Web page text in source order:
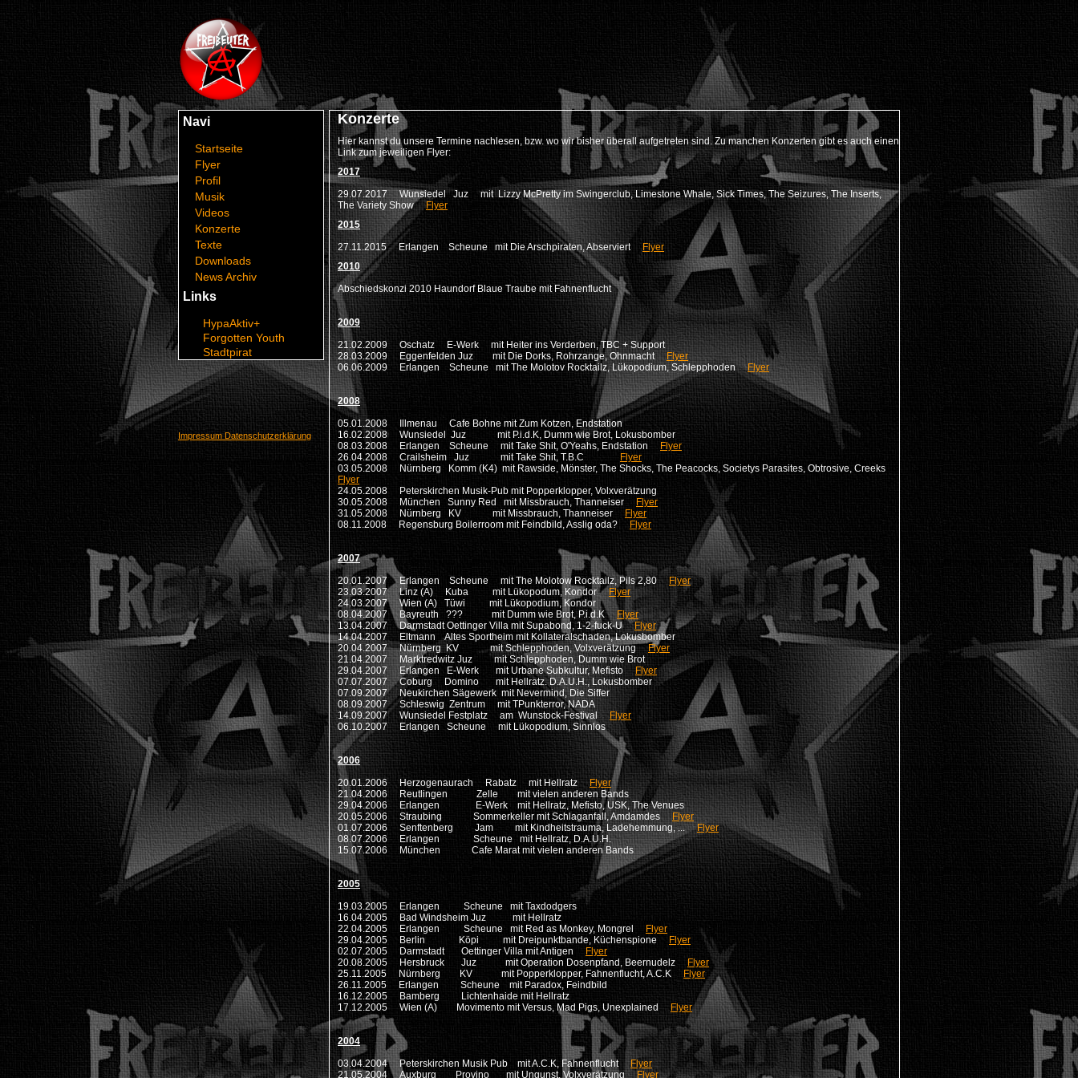
Konzerte
Hier kannst du unsere Termine nachlesen, bzw. wo wir bisher überall aufgetreten sind. Zu manchen Konzerten gibt es auch einen
Link zum jeweiligen Flyer:
2017
29.07.2017 Wunsiedel Juz mit Lizzy McPretty im Swingerclub, Limestone Whale, Sick Times, The Seizures, The Inserts,
The Variety Show
Flyer
2015
27.11.2015 Erlangen Scheune mit Die Arschpiraten, Abserviert Flyer
2010
Abschiedskonzi 2010 Haundorf Blaue Traube mit Fahnenflucht
2009
21.02.2009 Oschatz E-Werk mit Heiter ins Verderben, TBC + Support
28.03.2009 Eggenfelden Juz mit Die Dorks, Rohrzange, Ohnmacht
Flyer
06.06.2009 Erlangen Scheune mit The Molotov Rocktailz, Lükopodium, SchlepphodenFlyer
2008
05.01.2008 Illmenau Cafe Bohne mit Zum Kotzen, Endstation
16.02.2008 Wunsiedel Juz mit P.i.d.K, Dumm wie Brot, Lokusbomber
08.03.2008 Erlangen Scheune mit Take Shit, O'Yeahs, Endstation
Flyer
26.04.2008 Crailsheim Juz mit Take Shit, T.B.C
Flyer
03.05.2008 Nürnberg Komm (K4) mit Rawside, Mönster, The Shocks, The Peacocks, Societys Parasites, Obtrosive, Creeks
Flyer
24.05.2008 Peterskirchen Musik-Pub mit Popperklopper, Volxverätzung
30.05.2008 München Sunny Red mit Missbrauch, Thanneiser
Flyer
31.05.2008 Nürnberg KV mit Missbrauch, Thanneiser
Flyer
08.11.2008 Regensburg Boilerroom mit Feindbild, Asslig oda?
Flyer
2007
20.01.2007 Erlangen Scheune mit The Molotow Rocktailz, Pils 2,80Flyer
23.03.2007 Linz (A) Kuba mit Lükopodum, KondorFlyer
24.03.2007 Wien (A) Tüwi mit Lükopodium, Kondor
08.04.2007 Bayreuth ??? mit Dumm wie Brot, P.i.d.K Flyer
13.04.2007 Darmstadt Oettinger Villa mit Supabond, 1-2-fuck-UFlyer
14.04.2007 Eltmann Altes Sportheim mit Kollateralschaden, Lokusbomber
20.04.2007 Nürnberg KV mit Schlepphoden, VolxverätzungFlyer
21.04.2007 Marktredwitz Juz mit Schlepphoden, Dumm wie Brot
29.04.2007 Erlangen E-Werk mit Urbane Subkultur, MefistoFlyer
07.07.2007 Coburg Domino mit Hellratz. D.A.U.H., Lokusbomber
07.09.2007 Neukirchen Sägewerk mit Nevermind, Die Siffer
08.09.2007 Schleswig Zentrum mit TPunkterror, NADA
14.09.2007 Wunsiedel Festplatz am Wunstock-Festival Flyer
06.10.2007 Erlangen Scheune mit Lükopodium, Sinnlos
2006
20.01.2006 Herzogenaurach Rabatz mit HellratzFlyer
21.04.2006 Reutlingen Zelle mit vielen anderen Bands
29.04.2006 Erlangen E-Werk mit Hellratz, Mefisto, USK, The Venues
20.05.2006 Straubing Sommerkeller mit Schlaganfall, Amdamdes Flyer
01.07.2006 Senftenberg Jam mit Kindheitstrauma, Ladehemmung, ...Flyer
08.07.2006 Erlangen Scheune mit Hellratz, D.A.U.H.
15.07.2006 München Cafe Marat mit vielen anderen Bands
2005
19.03.2005 Erlangen Scheune mit Taxdodgers
16.04.2005 Bad Windsheim Juz mit Hellratz
22.04.2005 Erlangen Scheune mit Red as Monkey, Mongrel
Flyer
29.04.2005 Berlin Köpi mit Dreipunktbande, Küchenspione
Flyer
02.07.2005 Darmstadt Oettinger Villa mit Antigen
Flyer
20.08.2005 Hersbruck Juz mit Operation Dosenpfand, Beernudelz
Flyer
25.11.2005 Nürnberg KV mit Popperklopper, Fahnenflucht, A.C.K
Flyer
26.11.2005 Erlangen Scheune mit Paradox, Feindbild
16.12.2005 Bamberg Lichtenhaide mit Hellratz
17.12.2005 Wien (A) Movimento mit Versus, Mad Pigs, Unexplained Flyer
2004
03.04.2004 Peterskirchen Musik Pub mit A.C.K, Fahnenflucht Flyer
21.05.2004 Auxburg Provino mit Ungunst, Volxverätzung Flyer
Navi
Startseite
Flyer
Profil
Musik
Videos
Konzerte
Texte
Downloads
News Archiv
Links
HypaAktiv+
Forgotten Youth
Stadtpirat
Impressum Datenschutzerklärung